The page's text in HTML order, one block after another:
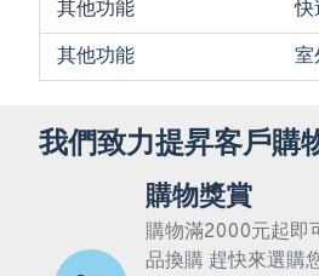
其他功能
快
其他功能
室
我們致力提昇客戶購
購物獎賞
購物滿2000元起即
品換購 趕快來選購